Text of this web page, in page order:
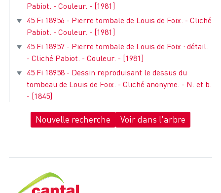
Pabiot. - Couleur. - [1981]
45 Fi 18956 - Pierre tombale de Louis de Foix. - Cliché
Pabiot. - Couleur. - [1981]
45 Fi 18957 - Pierre tombale de Louis de Foix : détail.
- Cliché Pabiot. - Couleur. - [1981]
45 Fi 18958 - Dessin reproduisant le dessus du
tombeau de Louis de Foix. - Cliché anonyme. - N. et b.
- [1845]
Nouvelle recherche Voir dans l'arbre